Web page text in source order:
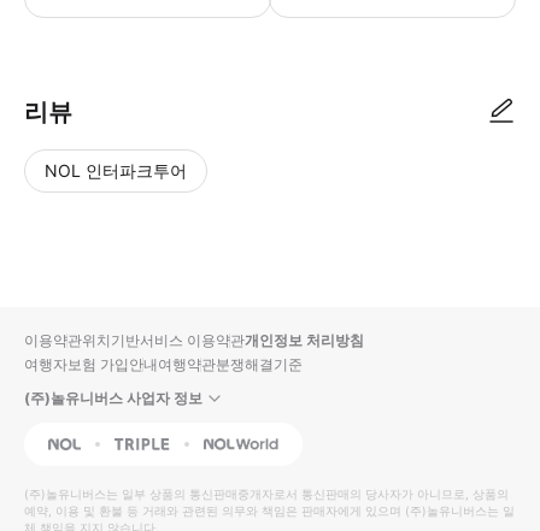
리뷰
NOL 인터파크투어
입니
다.
높
은
동
영
순
상
이용약관위치기반서비스 이용약관개인정보 처리방침
여행자보험 가입안내여행약관분쟁해결기준
(주)놀유니버스 사업자 정보
NOL Triple Interpark Global
(주)놀유니버스는 일부 상품의 통신판매중개자로서 통신판매의 당사자가 아니므로, 상품의
예약, 이용 및 환불 등 거래와 관련된 의무와 책임은 판매자에게 있으며 (주)놀유니버스는 일
체 책임을 지지 않습니다.